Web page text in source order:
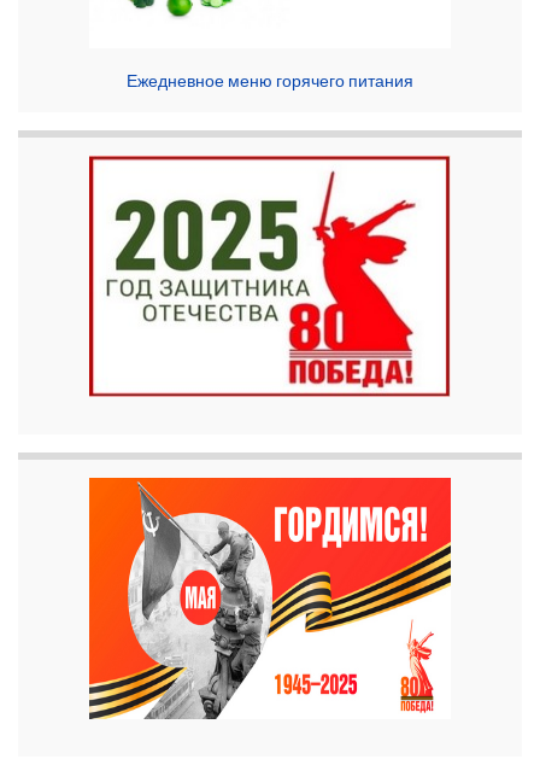
Ежедневное меню горячего питания